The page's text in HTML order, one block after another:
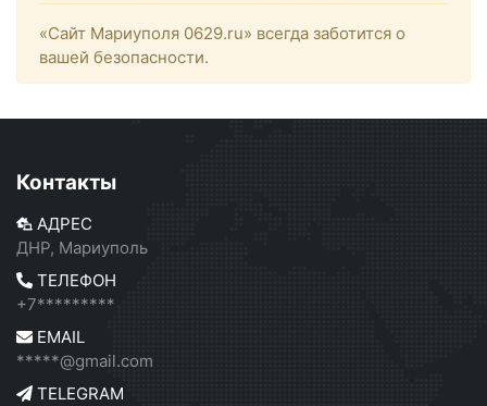
«Сайт Мариуполя 0629.ru» всегда заботится о
вашей безопасности.
Контакты
АДРЕС
ДНР, Мариуполь
ТЕЛЕФОН
+7*********
EMAIL
*****@gmail.com
TELEGRAM